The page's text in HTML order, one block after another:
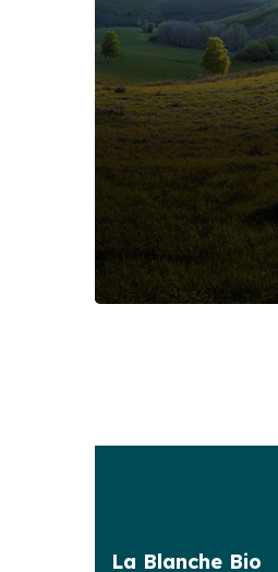
L’exploitation
Nature
La Blanche Bio